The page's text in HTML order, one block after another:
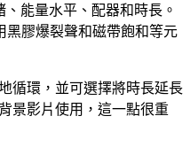
、能量水平、配器和時長。
黑膠爆裂聲和磁帶飽和等元
循環，並可選擇將時長延長
景影片使用，這一點很重